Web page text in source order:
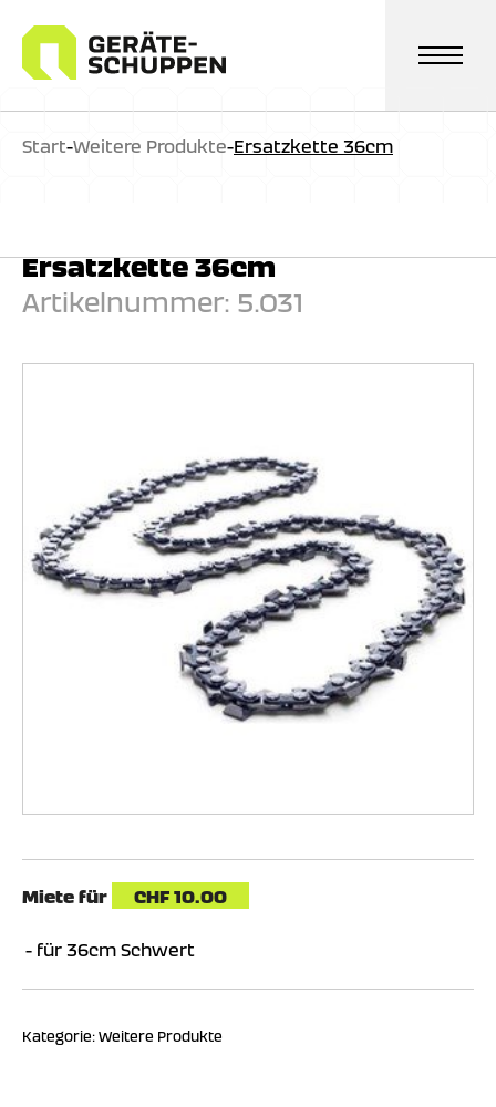
Inhalt
springen
Start-Weitere Produkte-Ersatzkette 36cm
Ersatzkette 36cm
Artikelnummer: 5.031
Miete für CHF10.00
für 36cm Schwert
Kategorie:Weitere Produkte